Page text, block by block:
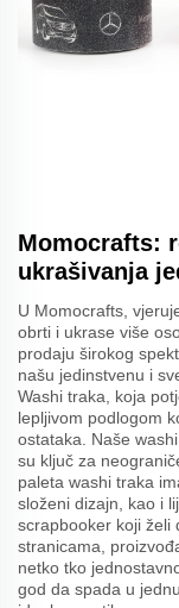
Momocrafts:
ukrašivanja
U Momocrafts,
obrti i ukrase više
prodaju širokog
našu jedinstvenu i
Washi traka, koja
lepljivom podlogom
ostataka. Naše
su ključ za
paleta washi traka
složeni dizajn, kao i
scrapbooker koji želi
stranicama,
netko tko
god da spada u